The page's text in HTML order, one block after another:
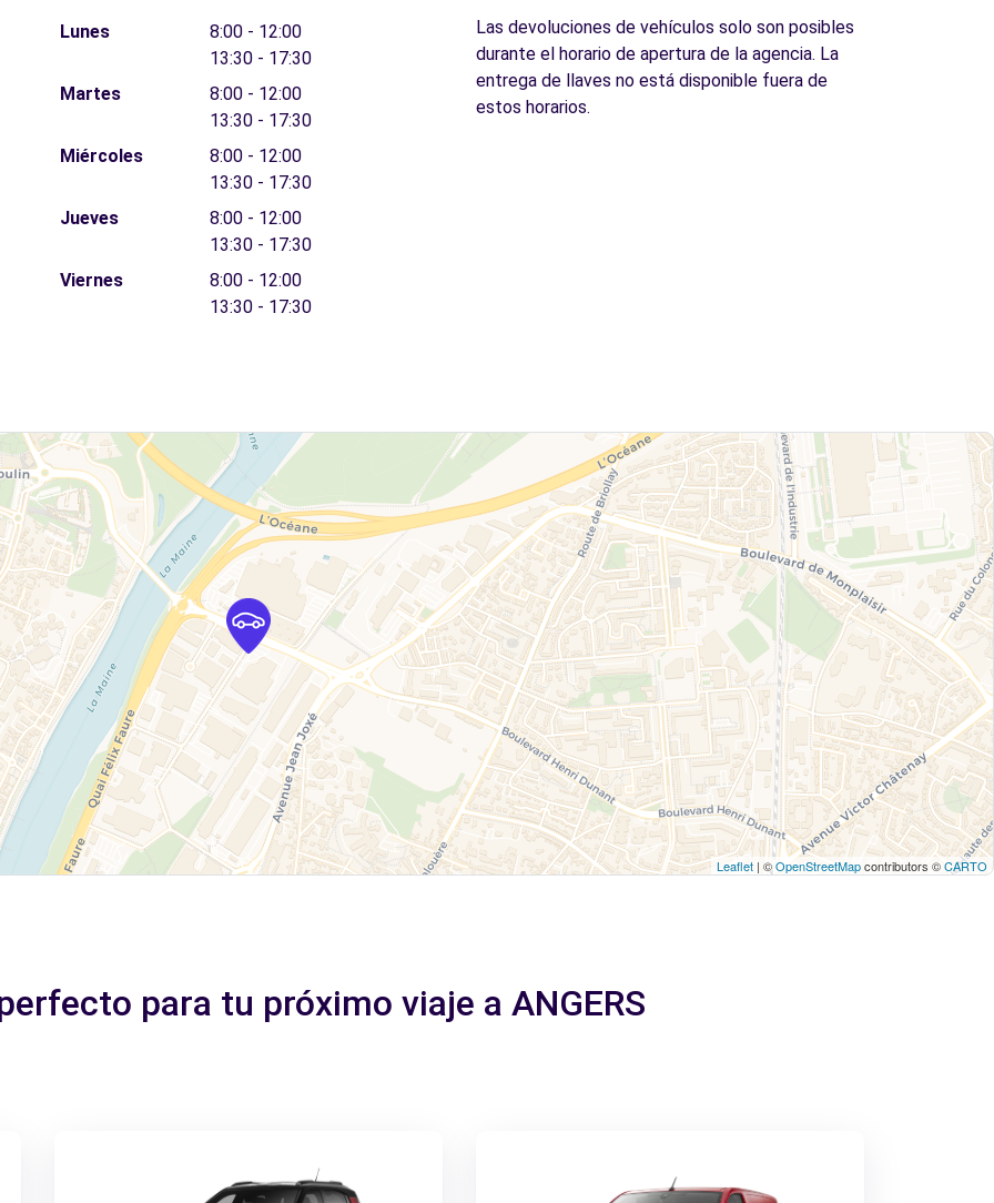
Lunes
8:00 - 12:00
13:30 - 17:30
Martes
8:00 - 12:00
13:30 - 17:30
Miércoles
8:00 - 12:00
13:30 - 17:30
Jueves
8:00 - 12:00
13:30 - 17:30
Viernes
8:00 - 12:00
13:30 - 17:30
Las devoluciones de vehículos solo son posibles
durante el horario de apertura de la agencia. La
entrega de llaves no está disponible fuera de
estos horarios.
Leaflet | ©OpenStreetMapcontributors ©CARTO
para tu próximo viaje a ANGERS